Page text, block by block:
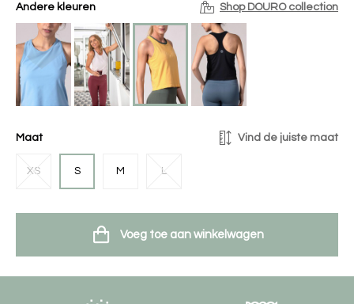
Andere kleuren Shop DOURO collection
Maat Vind de juiste maat
XS S M L
Voeg toe aan winkelwagen